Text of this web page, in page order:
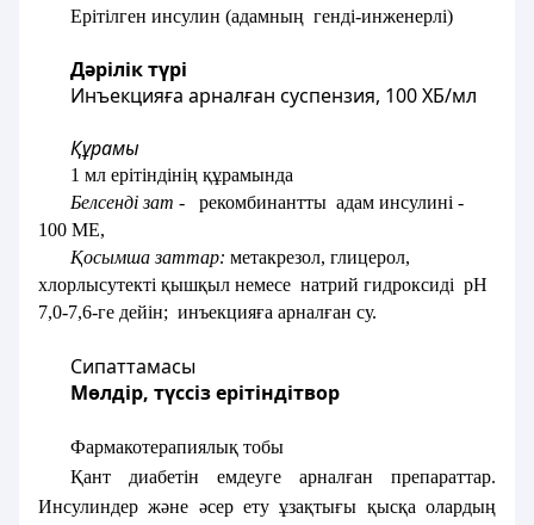
Ерітілген инсулин (адамның генді-инженерлі)
Дәрілік түрі
Инъекцияға арналған суспензия, 100 ХБ/мл
Құрамы
1 мл ерітіндінің құрамында
Белсенді зат -рекомбинантты адам инсулині -
100 МЕ,
Қосымша заттар: метакрезол, глицерол,
хлорлысутекті қышқыл немесе натрий гидроксиді рН
7,0-7,6-ге дейін; инъекцияға арналған су.
Сипаттамасы
Мөлдір, түссіз ерітіндітвор
Фармакотерапиялық тобы
Қант диабетін емдеуге арналған препараттар.
Инсулиндер және әсер ету ұзақтығы қысқа олардың